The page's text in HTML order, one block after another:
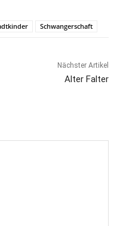
Schwangerschaft
Nächster Artikel
Alter Falter